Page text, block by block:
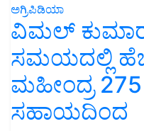
ಅಗ್ರಿಪಿಡಿಯಾ
ವಿಮಲ್
ಸಮಯದಲ್ಲಿ
ಮಹೀಂದ್ರ 275
ಸಹಾಯದಿಂದ